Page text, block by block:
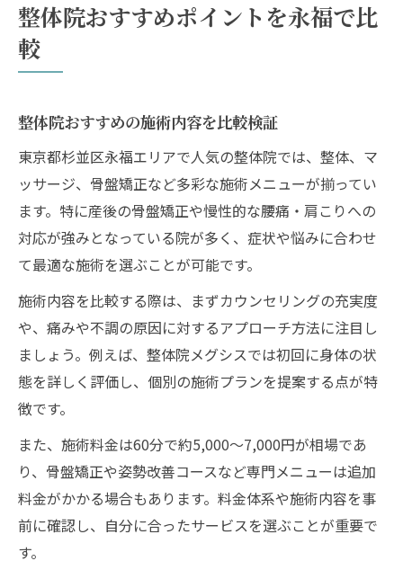
整体院おすすめポイントを永福で比
較
整体院おすすめの施術内容を比較検証
東京都杉並区永福エリアで人気の整体院では、整体、マ
ッサージ、骨盤矯正など多彩な施術メニューが揃ってい
ます。特に産後の骨盤矯正や慢性的な腰痛・肩こりへの
対応が強みとなっている院が多く、症状や悩みに合わせ
て最適な施術を選ぶことが可能です。
施術内容を比較する際は、まずカウンセリングの充実度
や、痛みや不調の原因に対するアプローチ方法に注目し
ましょう。例えば、整体院メグシスでは初回に身体の状
態を詳しく評価し、個別の施術プランを提案する点が特
徴です。
また、施術料金は60分で約5,000～7,000円が相場であ
り、骨盤矯正や姿勢改善コースなど専門メニューは追加
料金がかかる場合もあります。料金体系や施術内容を事
前に確認し、自分に合ったサービスを選ぶことが重要で
す。